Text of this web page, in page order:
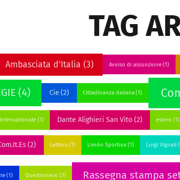
TAG
Ambasciata d'Italia (3) Avviso di assunzione (1)
(4) Cie (2) Cittadinanza italiana (1)
(1) Dante Alighieri San Vito (2) estero (1)
(2) Lettera (1) Limón Sportiva (1) Luigi Vignali
(1) Questionario (1) Rassegna stampa